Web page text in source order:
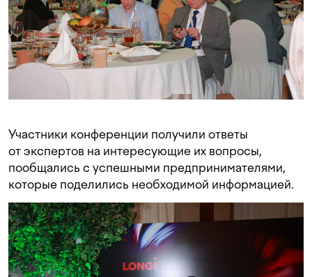
Участники конференции получили ответы
от экспертов на интересующие их вопросы,
пообщались с успешными предпринимателями,
которые поделились необходимой информацией.